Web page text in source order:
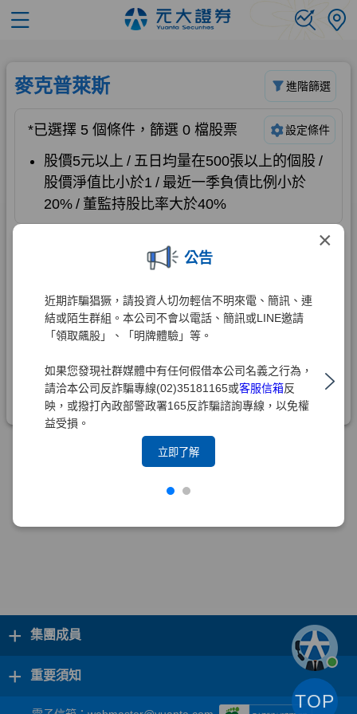
×
公告
近期詐騙猖獗，請投資人切勿輕信不明來電、簡訊、連
結或陌生群組。本公司不會以電話、簡訊或LINE邀請
「領取飆股」、「明牌體驗」等。
如果您發現社群媒體中有任何假借本公司名義之行為，
請洽本公司反詐騙專線(02)35181165或客服信箱反
映，或撥打內政部警政署165反詐騙諮詢專線，以免權
益受損。
立即了解
+ 集團成員
+ 重要須知
TOP